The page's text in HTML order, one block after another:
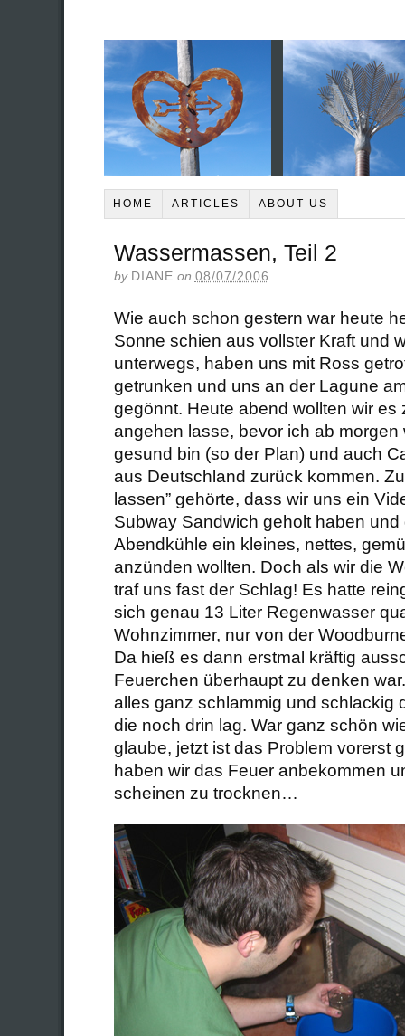
HOME ARTICLES ABOUT US
Wassermassen, Teil 2
by DIANE on 08/07/2006
Wie auch schon gestern war heute
Sonne schien aus vollster Kraft und
unterwegs, haben uns mit Ross
getrunken und uns an der Lagune
gegönnt. Heute abend wollten wir es
angehen lasse, bevor ich ab morgen
gesund bin (so der Plan) und auch
aus Deutschland zurück kommen.
lassen” gehörte, dass wir uns ein
Subway Sandwich geholt haben
Abendkühle ein kleines, nettes,
anzünden wollten. Doch als wir die
traf uns fast der Schlag! Es hatte
sich genau 13 Liter Regenwasser
Wohnzimmer, nur von der
Da hieß es dann erstmal kräftig
Feuerchen überhaupt zu denken
alles ganz schlammig und schlackig
die noch drin lag. War ganz schön
glaube, jetzt ist das Problem vorerst
haben wir das Feuer anbekommen
scheinen zu trocknen…